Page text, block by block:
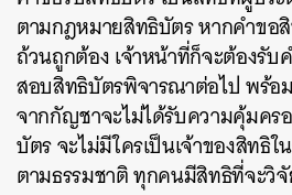
ตามกฎหมายสิทธิบัตร หากคำขอ
ถ้วนถูกต้อง เจ้าหน้าที่ก็จะต้องรับ
สอบสิทธิบัตรพิจารณาต่อไป พร้อ
จากกัญชาจะไม่ได้รับความคุ้มค
บัตร จะไม่มีใครเป็นเจ้าของสิทธิ
ตามธรรมชาติ ทุกคนมีสิทธิที่จะวิ